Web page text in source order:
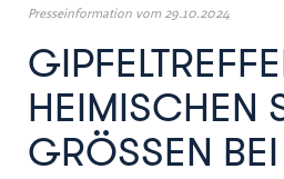
P8 Marketing informiert
ADEG
GEERS
Österreichische Apothekerkammer
Presseinformation vom 29.10.2024
HEIMISCHEN
GRÖSSEN BEI S